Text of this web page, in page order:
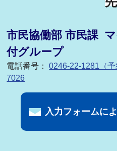
市民協働部 市民課
付グループ
電話番号：0246-22-1281（
7026
入力フォームに